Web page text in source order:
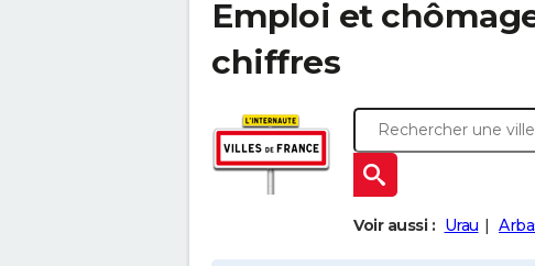
Emploi et
chiffres
Voir aussi : Urau